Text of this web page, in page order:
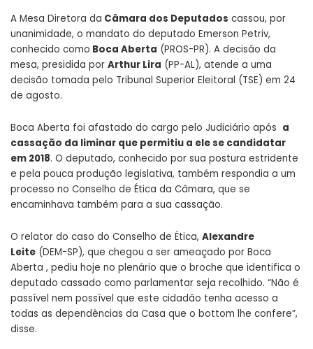
A Mesa Diretora da Câmara dos Deputados cassou, por
unanimidade, o mandato do deputado Emerson Petriv,
conhecido como Boca Aberta (PROS-PR). A decisão da
mesa, presidida por Arthur Lira (PP-AL), atende a uma
decisão tomada pelo Tribunal Superior Eleitoral (TSE) em 24
de agosto.
Boca Aberta foi afastado do cargo pelo Judiciário após a
cassação da liminar que permitiu a ele se candidatar
em 2018. O deputado, conhecido por sua postura estridente
e pela pouca produção legislativa, também respondia a um
processo no Conselho de Ética da Câmara, que se
encaminhava também para a sua cassação.
O relator do caso do Conselho de Ética, Alexandre
Leite (DEM-SP), que chegou a ser ameaçado por Boca
Aberta , pediu hoje no plenário que o broche que identifica o
deputado cassado como parlamentar seja recolhido. “Não é
passível nem possível que este cidadão tenha acesso a
todas as dependências da Casa que o bottom lhe confere”,
disse.